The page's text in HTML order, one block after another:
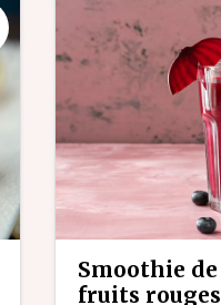
smoothie de betterave et
fruits rouges